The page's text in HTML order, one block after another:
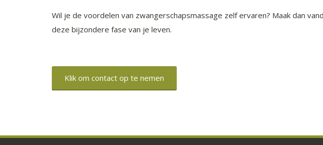
Wil je de voordelen van zwangerschapsmassage zelf ervaren? Maak dan
deze bijzondere fase van je leven.
Klik om contact op te nemen